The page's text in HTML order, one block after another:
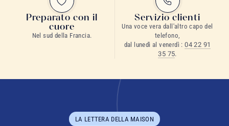
Preparato con il
cuore
Nel sud della Francia.
Servizio clienti
Una voce vera dall'altro capo del
telefono,
dal lunedì al venerdì :04 22 91
35 75.
LA LETTERA DELLA MAISON